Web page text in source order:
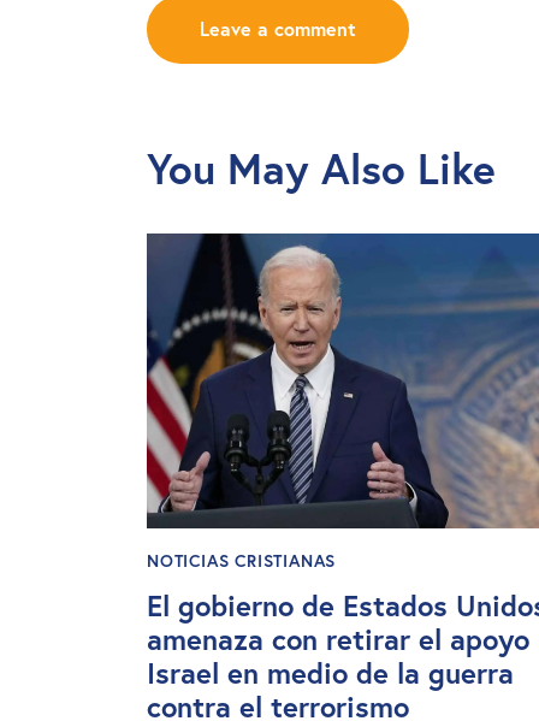
You May Also Like
NOTICIAS CRISTIANAS
El gobierno de Estados
amenaza con retirar el apoyo
Israel en medio de la guerra
contra el terrorismo